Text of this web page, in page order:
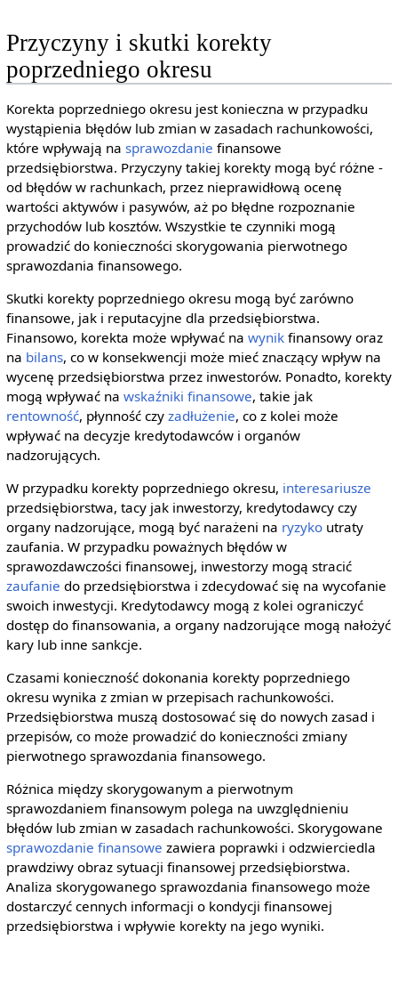
Przyczyny i skutki korekty
poprzedniego okresu
Korekta poprzedniego okresu jest konieczna w przypadku
wystąpienia błędów lub zmian w zasadach rachunkowości,
które wpływają na sprawozdanie finansowe
przedsiębiorstwa. Przyczyny takiej korekty mogą być różne -
od błędów w rachunkach, przez nieprawidłową ocenę
wartości aktywów i pasywów, aż po błędne rozpoznanie
przychodów lub kosztów. Wszystkie te czynniki mogą
prowadzić do konieczności skorygowania pierwotnego
sprawozdania finansowego.
Skutki korekty poprzedniego okresu mogą być zarówno
finansowe, jak i reputacyjne dla przedsiębiorstwa.
Finansowo, korekta może wpływać na wynikfinansowy oraz
na bilans, co w konsekwencji może mieć znaczący wpływ na
wycenę przedsiębiorstwa przez inwestorów. Ponadto, korekty
mogą wpływać na wskaźniki finansowe, takie jak
rentowność, płynność czy zadłużenie, co z kolei może
wpływać na decyzje kredytodawców i organów
nadzorujących.
W przypadku korekty poprzedniego okresu, interesariusze
przedsiębiorstwa, tacy jak inwestorzy, kredytodawcy czy
organy nadzorujące, mogą być narażeni na ryzykoutraty
zaufania. W przypadku poważnych błędów w
sprawozdawczości finansowej, inwestorzy mogą stracić
zaufanie do przedsiębiorstwa i zdecydować się na wycofanie
swoich inwestycji. Kredytodawcy mogą z kolei ograniczyć
dostęp do finansowania, a organy nadzorujące mogą nałożyć
kary lub inne sankcje.
Czasami konieczność dokonania korekty poprzedniego
okresu wynika z zmian w przepisach rachunkowości.
Przedsiębiorstwa muszą dostosować się do nowych zasad i
przepisów, co może prowadzić do konieczności zmiany
pierwotnego sprawozdania finansowego.
Różnica między skorygowanym a pierwotnym
sprawozdaniem finansowym polega na uwzględnieniu
błędów lub zmian w zasadach rachunkowości. Skorygowane
sprawozdanie finansowe zawiera poprawki i odzwierciedla
prawdziwy obraz sytuacji finansowej przedsiębiorstwa.
Analiza skorygowanego sprawozdania finansowego może
dostarczyć cennych informacji o kondycji finansowej
przedsiębiorstwa i wpływie korekty na jego wyniki.